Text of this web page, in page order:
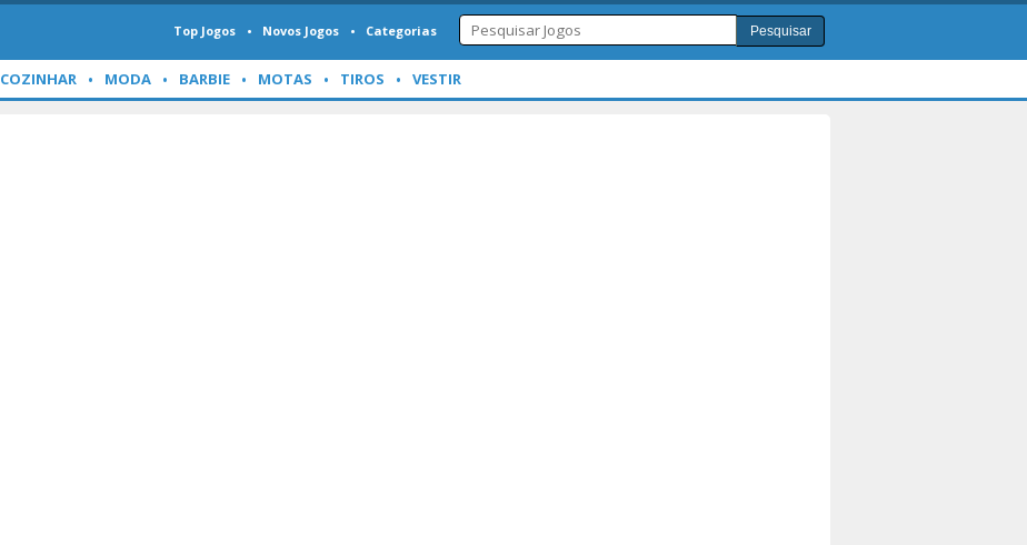
Top Jogos Novos Jogos Categorias Pesquisar
COZINHAR MODA BARBIE MOTAS TIROS VESTIR